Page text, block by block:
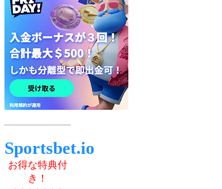
Sportsbet.io
お得な特典付
き！